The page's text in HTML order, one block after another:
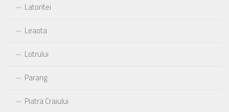
Latoritei
Leaota
Lotrului
Parang
Piatra Craiului